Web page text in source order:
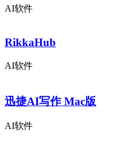
AI软件
RikkaHub
AI软件
迅捷AI写作 Mac版
AI软件